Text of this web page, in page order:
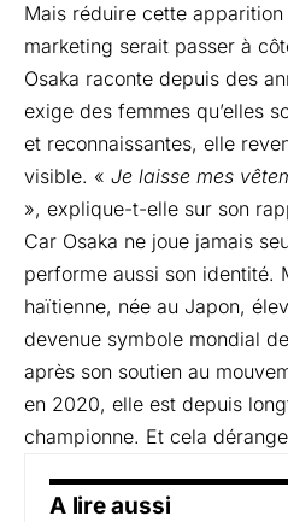
Mais réduire cette
marketing serait passer à
Osaka raconte depuis des
exige des femmes qu’elles
et reconnaissantes, elle
visible. « Je laisse mes
», explique-t-elle sur son
Car Osaka ne joue jamais
performe aussi son identité.
haïtienne, née au Japon,
devenue symbole mondial
après son soutien au
en 2020, elle est depuis
championne. Et cela
A lire aussi